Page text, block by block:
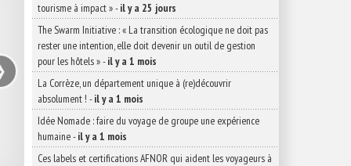
tourisme à impact »-il y a 25 jours
The Swarm Initiative : « La transition écologique ne doit pas
rester une intention, elle doit devenir un outil de gestion
pour les hôtels »-il y a 1 mois
La Corrèze, un département unique à (re)découvrir
absolument ! -il y a 1 mois
Idée Nomade : faire du voyage de groupe une expérience
humaine-il y a 1 mois
Ces labels et certifications AFNOR qui aident les voyageurs à